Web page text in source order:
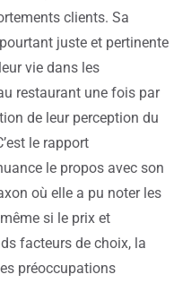
clients. Sa
juste et pertinente
vie dans les
restaurant une fois par
de leur perception du
le rapport
le propos avec son
où elle a pu noter les
si le prix et
facteurs de choix, la
préoccupations